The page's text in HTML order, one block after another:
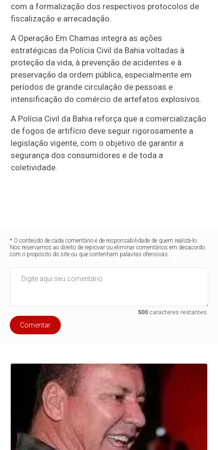
com a formalização dos respectivos protocolos de
fiscalização e arrecadação.
A Operação Em Chamas integra as ações
estratégicas da Polícia Civil da Bahia voltadas à
proteção da vida, à prevenção de acidentes e à
preservação da ordem pública, especialmente em
períodos de grande circulação de pessoas e
intensificação do comércio de artefatos explosivos.
A Polícia Civil da Bahia reforça que a comercialização
de fogos de artifício deve seguir rigorosamente a
legislação vigente, com o objetivo de garantir a
segurança dos consumidores e de toda a
coletividade.
* O conteúdo de cada comentário é de responsabilidade de quem realizá-lo.
Nos reservamos ao direito de reprovar ou eliminar comentários em desacordo
com o propósito do site ou que contenham palavras ofensivas.
500caracteres restantes.
Comentar